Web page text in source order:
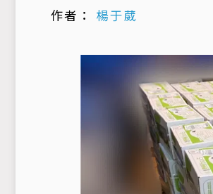
作者： 楊于葳